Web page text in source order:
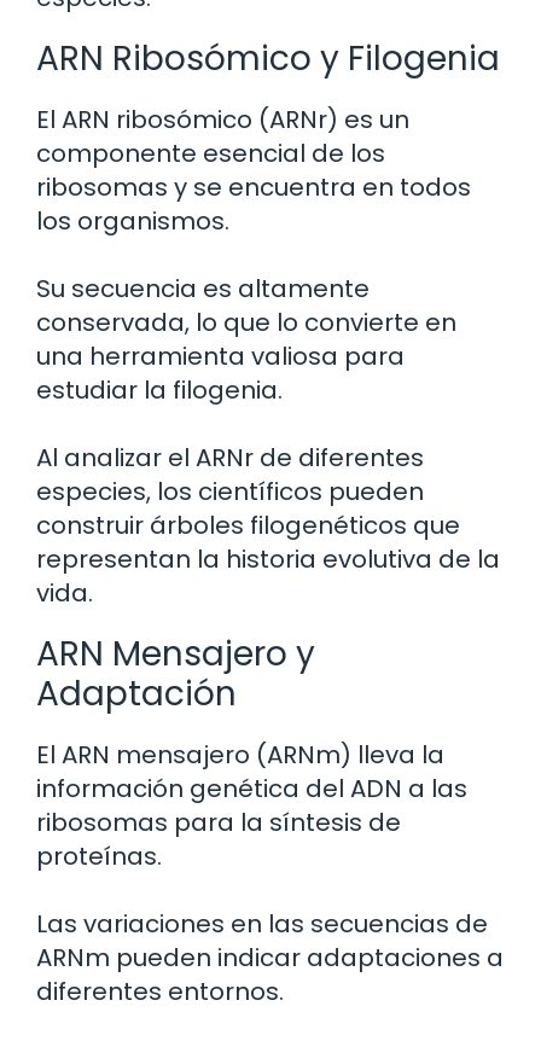
ARN Ribosómico y Filogenia
El ARN ribosómico (ARNr) es un
componente esencial de los
ribosomas y se encuentra en todos
los organismos.
Su secuencia es altamente
conservada, lo que lo convierte en
una herramienta valiosa para
estudiar la filogenia.
Al analizar el ARNr de diferentes
especies, los científicos pueden
construir árboles filogenéticos que
representan la historia evolutiva de la
vida.
ARN Mensajero y
Adaptación
El ARN mensajero (ARNm) lleva la
información genética del ADN a las
ribosomas para la síntesis de
proteínas.
Las variaciones en las secuencias de
ARNm pueden indicar adaptaciones a
diferentes entornos.